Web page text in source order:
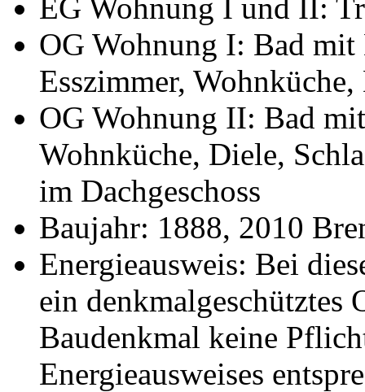
EG Wohnung I und II:
OG Wohnung I: Bad mit
Esszimmer,
OG Wohnung II: Bad
Wohnküche, Diele,
im Dachgeschoss
Baujahr: 1888, 2010
Energieausweis: Bei
ein
Baudenkmal keine
Energieausweises